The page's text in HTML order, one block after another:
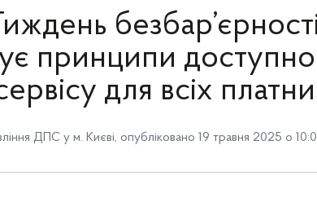
принципи
для всіх
ДПС у м. Києві, опубліковано 19 травня 2025 о